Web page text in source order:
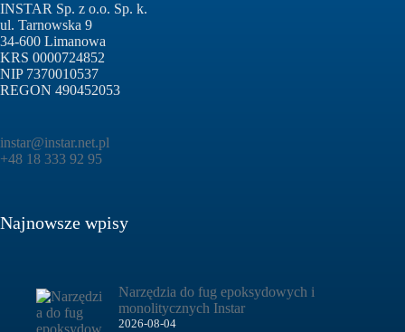
INSTAR Sp. z o.o. Sp. k.
ul. Tarnowska 9
34-600 Limanowa
KRS 0000724852
NIP 7370010537
REGON 490452053
instar@instar.net.pl
+48 18 333 92 95
Najnowsze wpisy
Narzędzia do fug epoksydowych i
monolitycznych Instar
2026-08-04